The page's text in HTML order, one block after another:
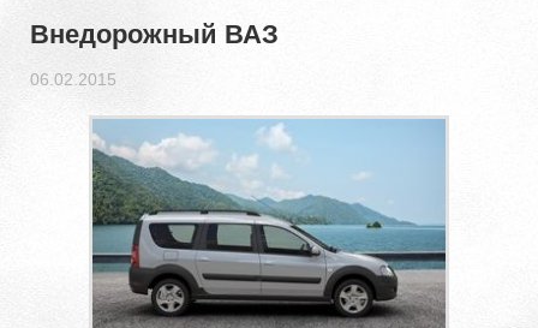
Внедорожный ВАЗ
06.02.2015